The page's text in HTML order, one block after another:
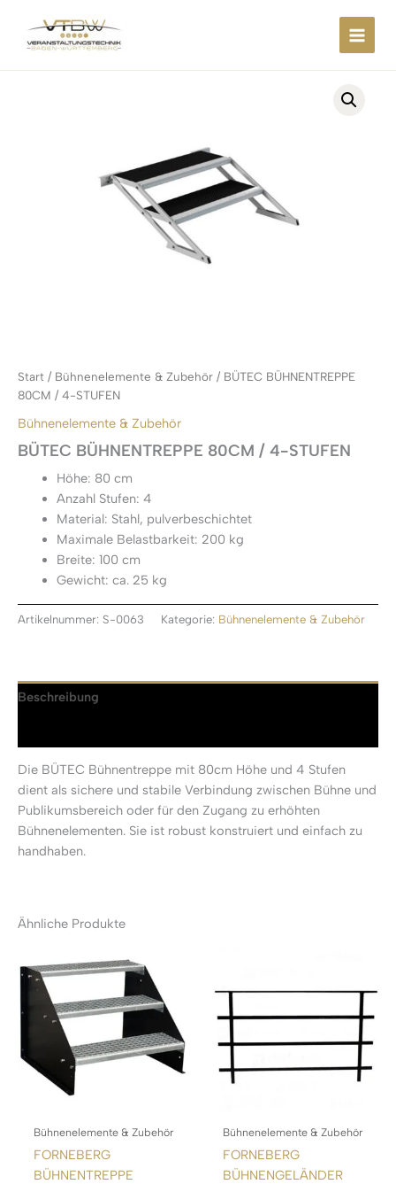
springen
Inhalt
springen
Start / Bühnenelemente & Zubehör / BÜTEC BÜHNENTREPPE
80CM / 4-STUFEN
Bühnenelemente & Zubehör
BÜTEC BÜHNENTREPPE 80CM / 4-STUFEN
Höhe: 80 cm
Anzahl Stufen: 4
Material: Stahl, pulverbeschichtet
Maximale Belastbarkeit: 200 kg
Breite: 100 cm
Gewicht: ca. 25 kg
Artikelnummer: S-0063 Kategorie: Bühnenelemente & Zubehör
Beschreibung
Die BÜTEC Bühnentreppe mit 80cm Höhe und 4 Stufen
dient als sichere und stabile Verbindung zwischen Bühne und
Publikumsbereich oder für den Zugang zu erhöhten
Bühnenelementen. Sie ist robust konstruiert und einfach zu
handhaben.
Ähnliche Produkte
Bühnenelemente & Zubehör
FORNEBERG
BÜHNENTREPPE
Bühnenelemente & Zubehör
FORNEBERG
BÜHNENGELÄNDER